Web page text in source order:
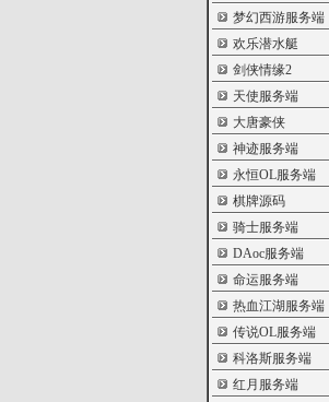
梦幻西游服务端
欢乐潜水艇
剑侠情缘2
天使服务端
大唐豪侠
神迹服务端
永恒OL服务端
棋牌源码
骑士服务端
DAoc服务端
命运服务端
热血江湖服务端
传说OL服务端
科洛斯服务端
红月服务端